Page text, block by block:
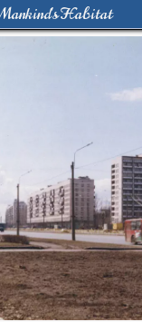
Habitat